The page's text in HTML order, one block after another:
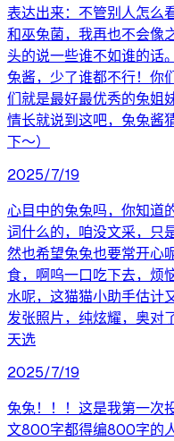
表达出来：不管别人怎么
和巫兔菌，我再也不会像
头的说一些谁不如谁的话
兔酱，少了谁都不行！你
们就是最好最优秀的兔姐
情长就说到这吧，兔兔酱
下～）
2025/7/19
心目中的兔兔吗，你知道
词什么的，咱没文采，只
然也希望兔兔也要常开心
食，啊呜一口吃下去，烦
水呢，这猫猫小助手估计
发张照片，纯炫耀，奥对
天选
2025/7/19
兔兔！！！这是我第一次
文800字都得编800字的